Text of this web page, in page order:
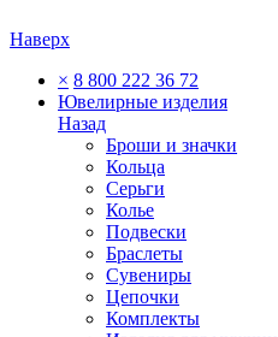
Наверх
× 8 800 222 36 72
Ювелирные изделия
Назад
Броши и значки
Кольца
Серьги
Колье
Подвески
Браслеты
Сувениры
Цепочки
Комплекты